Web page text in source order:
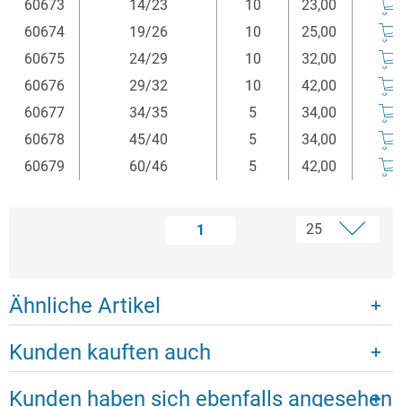
60673
14/23 10
23,00
60674
19/26 10
25,00
60675
24/29 10
32,00
60676
29/32 10
42,00
60677
34/35 5
34,00
60678
45/40 5
34,00
60679
60/46 5 42,00
1
Ähnliche Artikel
Kunden kauften auch
Kunden haben sich ebenfalls angesehen